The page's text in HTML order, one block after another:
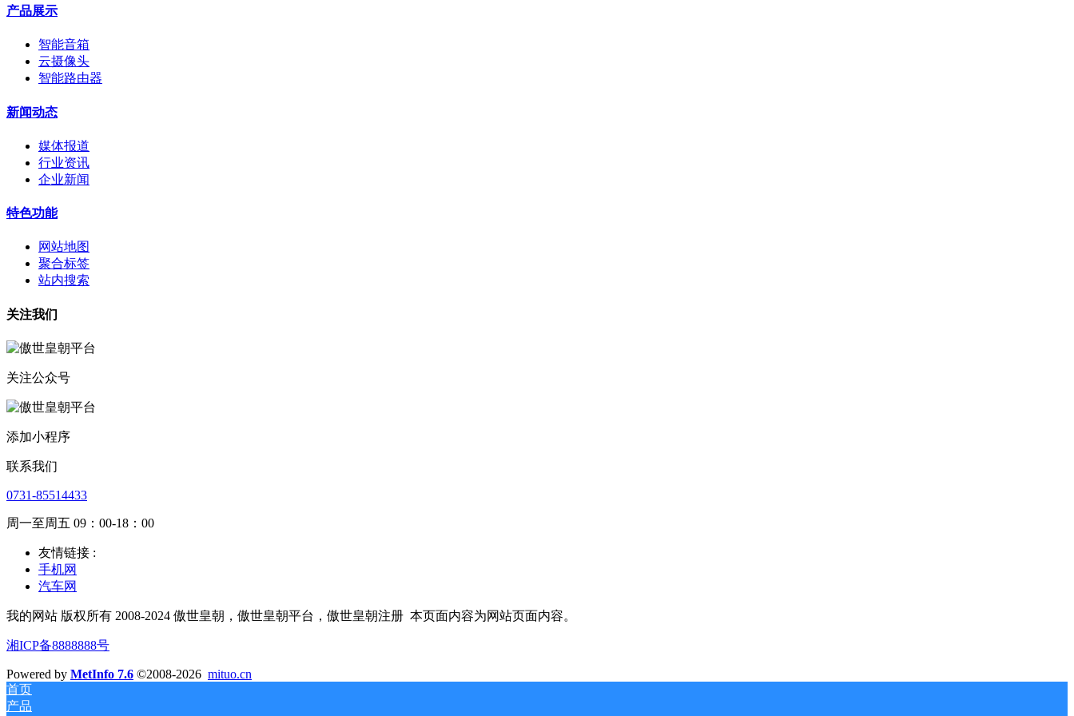
产品展示
智能音箱
云摄像头
智能路由器
新闻动态
媒体报道
行业资讯
企业新闻
特色功能
网站地图
聚合标签
站内搜索
关注我们
关注公众号
添加小程序
联系我们
0731-85514433
周一至周五 09：00-18：00
友情链接 :
手机网
汽车网
我的网站 版权所有 2008-2024 傲世皇朝，傲世皇朝平台，傲世皇朝注册 本页面内容为网站页面内容。
湘ICP备8888888号
Powered by MetInfo 7.6 ©2008-2026 mituo.cn
首页
产品